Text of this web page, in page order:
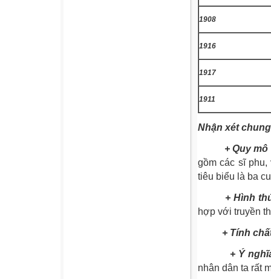
1908
1916
1917
1911
Nhận xét
+ Quy mô
gồm các sĩ
tiêu biểu là ba
+ Hình
hợp với truyền
+ Tính
+ Ý
nhân dân ta rất